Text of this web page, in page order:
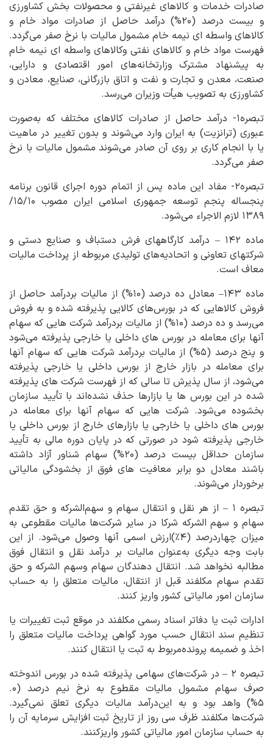
صادرات خدمات و کالاهای غیرنفتی و محصولات بخش کشاورزی
و بیست ‌درصد (۲۰%) درآمد حاصل از صادرات مواد خام و
کالاهای واسطه ای نیمه خام مشمول مالیات با نرخ صفر می‌گردد.
فهرست مواد خام و کالاهای نفتی وکالاهای واسطه ای نیمه خام
به پیشنهاد مشترک وزارتخانه‌های امور اقتصادی و دارایی،
صنعت، معدن و تجارت و نفت و اتاق بازرگانی، صنایع، معادن و
کشاورزی به تصویب هیأت وزیران می‌رسد.
تبصره۱- درآمد حاصل از صادرات کالاهای مختلف که به‌صورت
عبوری (ترانزیت) به ‌ایران وارد می‌شوند و بدون تغییر در ماهیت
یا با انجام کاری بر روی آن صادر می‌شوند مشمول مالیات با نرخ
صفر می‌گردد.
تبصره۲- مفاد این ماده پس از اتمام دوره اجرای قانون برنامه
پنجساله پنجم توسعه جمهوری اسلامی ایران مصوب ۱۵/۱۰/
۱۳۸۹ لازم‌ الاجراء می‌شود.
ماده ۱۴۲ – درآمد کارگاههای فرش دستباف و صنایع دستی و
شرکتهای تعاونی و اتحادیه‌های تولیدی مربوطه از پرداخت مالیات
معاف است.
ماده ۱۴۳– معادل ده درصد (۱۰%) از مالیات بردرآمد حاصل از
فروش کالاهایی که در بورس‌های کالایی پذیرفته شده و به فروش
می‌رسد و ده درصد (۱۰%) از مالیات بردرآمد شرکت هایی که سهام
آنها برای معامله در بورس های داخلی یا خارجی پذیرفته می‌شود
و پنج درصد (۵%) از مالیات بردرآمد شرکت هایی که سهام آنها
برای معامله در بازار خارج از بورس داخلی یا خارجی پذیرفته
می‌شود، از سال پذیرش تا سالی که از فهرست شرکت های پذیرفته
شده در این بورس ها یا بازارها حذف نشده‌اند با تأیید سازمان
بخشوده می‌شود. شرکت هایی که سهام آنها برای معامله در
بورس های داخلی یا خارجی یا بازارهای خارج از بورس داخلی یا
خارجی پذیرفته شود در صورتی که در پایان دوره مالی به تأیید
سازمان حداقل بیست درصد (۲۰%) سهام شناور آزاد داشته
باشند معادل دو برابر معافیت های فوق از بخشودگی مالیاتی
برخوردار می‌شوند.
تبصره ۱ – از هر نقل و انتقال سهام و سهم‌الشرکه و حق تقدم
سهام و سهم ‌الشرکه شرکا در سایر شرکت‌ها مالیات مقطوعی به
میزان چهاردرصد (۴٪)‌ارزش اسمی آنها وصول می‌شود. از این
بابت وجه دیگری به‌عنوان مالیات بر درآمد نقل و انتقال فوق
مطالبه نخواهد شد. انتقال دهندگان سهام وسهم‌ الشرکه و حق
تقدم سهام مکلفند قبل از انتقال، مالیات متعلق را به حساب
سازمان امور مالیاتی کشور واریز کنند.
ادارات ثبت یا دفاتر اسناد رسمی مکلفند در موقع ثبت تغییرات یا
تنظیم سند انتقال حسب مورد گواهی پرداخت مالیات متعلق را
اخذ و ضمیمه پرونده‌مربوط به ثبت یا انتقال کنند.
تبصره ۲ – در شرکت‌های سهامی پذیرفته شده در بورس اندوخته
صرف سهام مشمول مالیات مقطوع به نرخ نیم درصد (۰.
۵%) واهد بود و به این‌درآمد مالیات دیگری تعلق نمی‌گیرد.
شرکت‌ها مکلفند ظرف سی روز از تاریخ ثبت افزایش سرمایه آن را
به حساب سازمان امور مالیاتی کشور واریزکنند.